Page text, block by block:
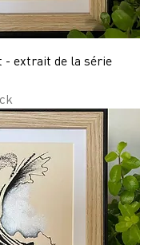
- extrait de la série